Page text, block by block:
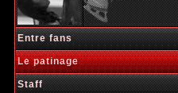
Entre fans
Le patinage
Staff